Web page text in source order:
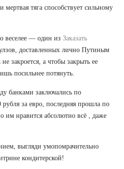
тяга способствует сильному
веселее — один из Заказать
доставленных лично Путиным
закроется, а чтобы закрыть ее
посильнее потянуть.
банками заключались по
за евро, последняя прошла по
им нравится абсолютно всё , даже
выгляди умопомрачительно
кондитерской!